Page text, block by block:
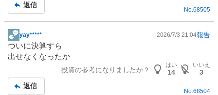
返信
No.68505
掲
示
板
yay***** 2026/7/3 21:04報告
ついに決算すら
出せなくなったか
投資の参考になりましたか？
はい
14
いいえ
3
返信
No. 68504